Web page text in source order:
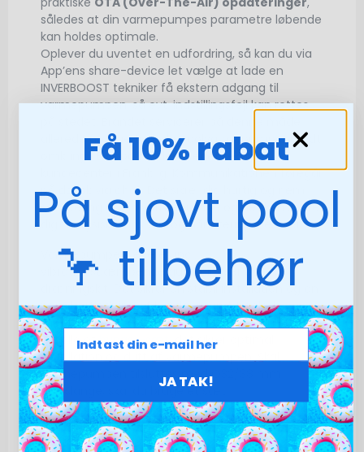
således at din varmepumpes parametre løbende
kan holdes optimale.
Oplever du uventet en udfordring, så kan du via
App’ens share-device let vælge at lade en
INVERBOOST tekniker få ekstern adgang til
varmepumpen, så evt. indstillingsfejl kan rettes
allerede mange tusinde poolvarmepumper rundt
omkring i Europa fra deres eget tekniske
kundecenter i Frankrig. Kommunikationen foregår
på dansk via chat. Det sikrer dig hurtig og nem
servicering af din varmepumpe og det kan spare
dig for fysisk transport og håndteringsbesvær.
Varmepumpen leveres incl.
vibrationsdæmpende gummibaser og
dræningskit. Det sikrer en stabil installation og en
nem bortledning af kondensvand. Ligeledes
medfølger et cover til varmepumpen. Husk at
bestille etbypass-sæt; det sikrer optimal
installation og drift af varmepumpen. Skal
varmepumpen tilsluttes med Ø32/38 mm
poolslange, skal du bruge et sæt
reduktionsstudsertil varmepumpen – og så kan
du nøjes med etsimpelt bypassmed en 3-vejs
ventil.
Få 10% rabat
På sjovt pool
🦩 tilbehør
JA TAK!